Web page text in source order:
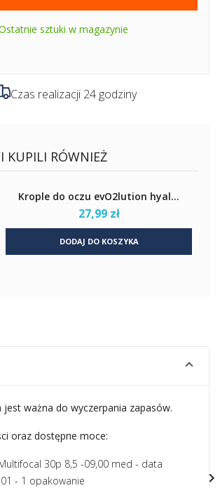
sztuki w magazynie
Czas realizacji 24 godziny
KUPILI RÓWNIEŻ
Krople do oczu evO2lution hyal...
27,99 zł
DODAJ DO KOSZYKA
jest ważna do wyczerpania zapasów.
oraz dostępne moce:
30p 8,5 -09,00 med - data
- 1 opakowanie
